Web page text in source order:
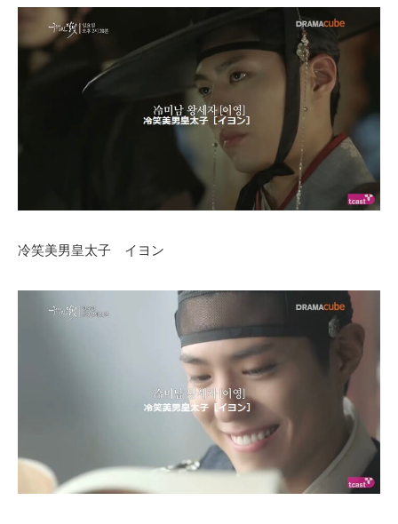
冷笑美男皇太子 イヨン